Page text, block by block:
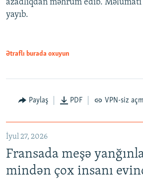
azadlıqdan məhrum edib.
yayıb.
Ətraflı burada oxuyun
Paylaş PDF VPN-siz
İyul 27, 2026
Fransada meşə
mindən çox insanı